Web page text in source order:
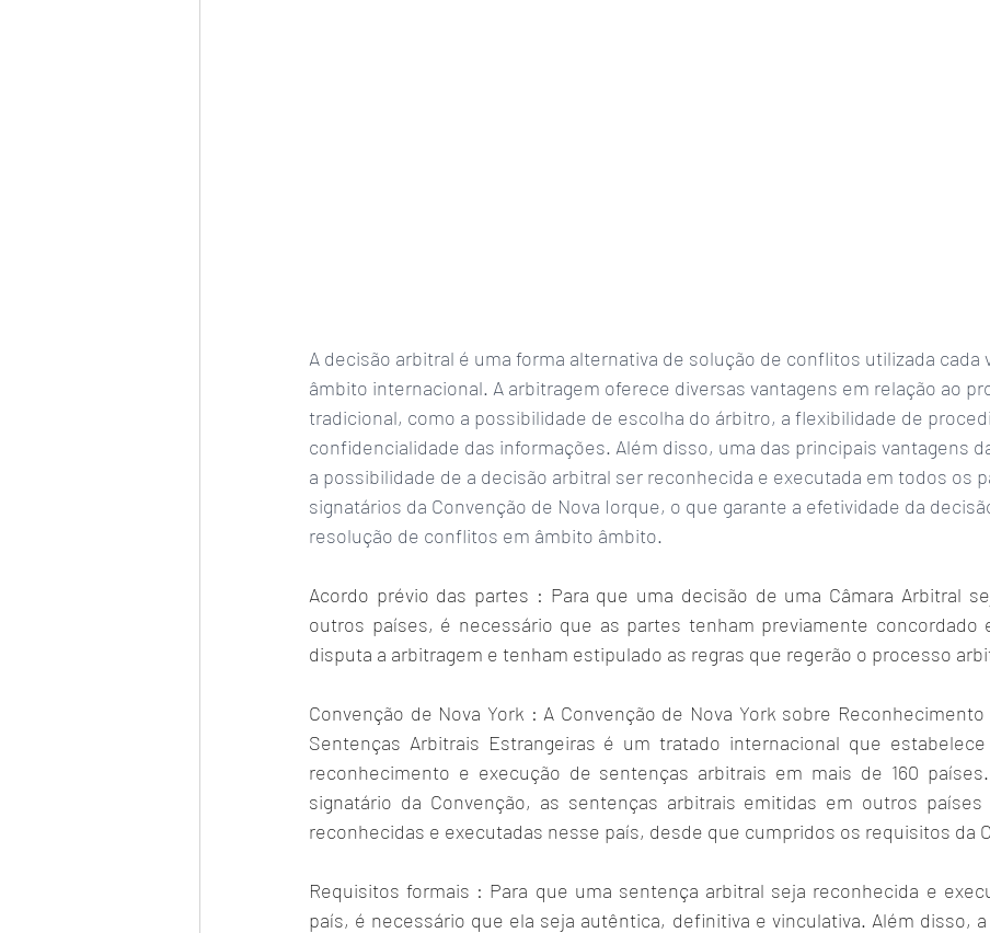
A decisão arbitral é uma forma alternativa de solução de conflitos utilizada cada
âmbito internacional. A arbitragem oferece diversas vantagens em relação ao
tradicional, como a possibilidade de escolha do árbitro, a flexibilidade de
confidencialidade das informações. Além disso, uma das principais vantagens
a possibilidade de a decisão arbitral ser reconhecida e executada em todos os
signatários da Convenção de Nova Iorque, o que garante a efetividade da
resolução de conflitos em âmbito âmbito.
Acordo prévio das partes : Para que uma decisão de uma Câmara Arbitral
outros países, é necessário que as partes tenham previamente concordado
disputa a arbitragem e tenham estipulado as regras que regerão o processo
Convenção de Nova York : A Convenção de Nova York sobre
Sentenças Arbitrais Estrangeiras é um tratado internacional que
reconhecimento e execução de sentenças arbitrais em mais de 160
signatário da Convenção, as sentenças arbitrais emitidas em outros
reconhecidas e executadas nesse país, desde que cumpridos os requisitos da
Requisitos formais : Para que uma sentença arbitral seja reconhecida e
país, é necessário que ela seja autêntica, definitiva e vinculativa. Além disso,